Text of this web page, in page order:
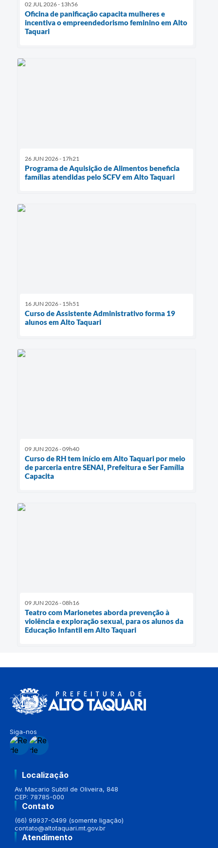
02 JUL 2026 - 13h56
Oficina de panificação capacita mulheres e
incentiva o empreendedorismo feminino em Alto
Taquari
26 JUN 2026 - 17h21
Programa de Aquisição de Alimentos beneficia
famílias atendidas pelo SCFV em Alto Taquari
16 JUN 2026 - 15h51
Curso de Assistente Administrativo forma 19
alunos em Alto Taquari
09 JUN 2026 - 09h40
Curso de RH tem início em Alto Taquari por meio
de parceria entre SENAI, Prefeitura e Ser Família
Capacita
09 JUN 2026 - 08h16
Teatro com Marionetes aborda prevenção à
violência e exploração sexual, para os alunos da
Educação Infantil em Alto Taquari
Siga-nos
Localização
Av. Macario Subtil de Oliveira, 848
CEP: 78785-000
Contato
(66) 99937-0499 (somente ligação)
contato@altotaquari.mt.gov.br
Atendimento